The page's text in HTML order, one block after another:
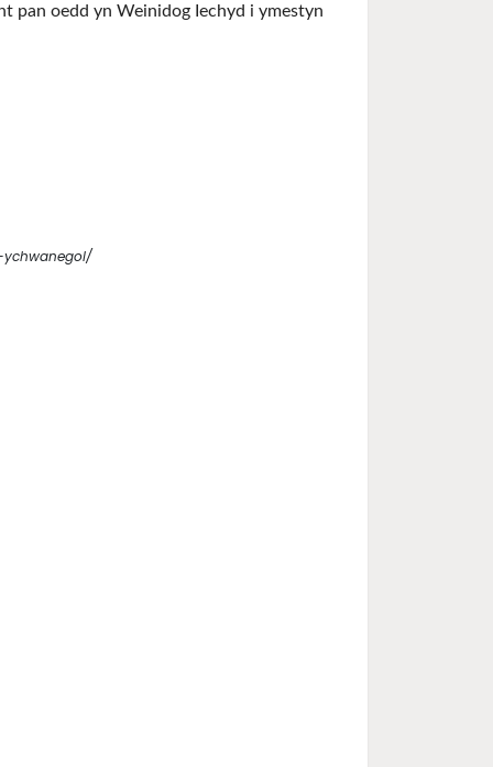
pan oedd yn Weinidog Iechyd i ymestyn